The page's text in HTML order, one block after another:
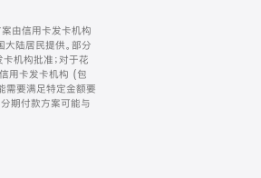
由信用卡发卡机构
陆居民提供。部分
机构批准；对于花
用卡发卡机构 (包
需要满足特定金额要
期付款方案可能与